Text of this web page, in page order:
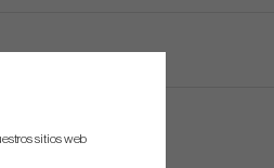
sitios web